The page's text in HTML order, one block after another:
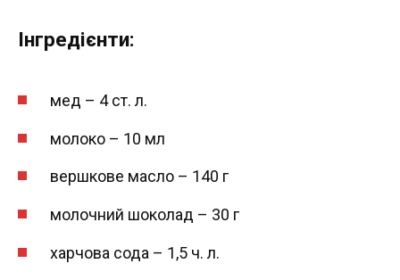
Інгредієнти:
мед – 4 ст. л.
молоко – 10 мл
вершкове масло – 140 г
молочний шоколад – 30 г
харчова сода – 1,5 ч. л.